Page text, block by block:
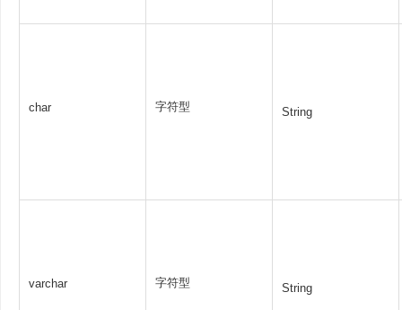
char 字符型 String
varchar 字符型 String